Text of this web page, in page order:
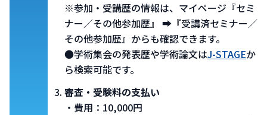
※参加・受講歴の情報は、マイページ『セミ
ナー／その他参加歴』 ➡『受講済セミナー／
その他参加歴』からも確認できます。
●学術集会の発表歴や学術論文はJ-STAGEか
ら検索可能です。
審査・受験料の支払い
・費用：10,000円